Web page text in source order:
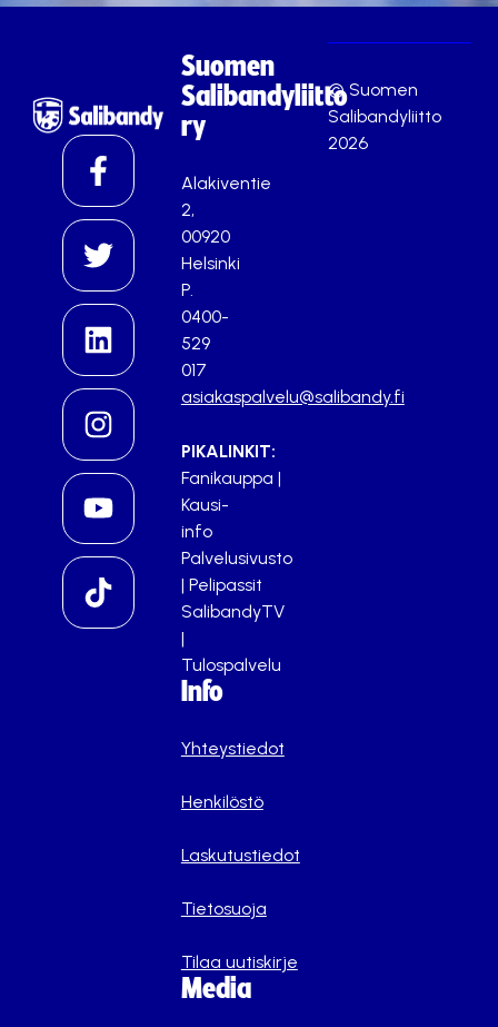
Suomen
Salibandyliitto
ry
Alakiventie
2,
00920
Helsinki
P.
0400-
529
017
asiakaspalvelu@salibandy.fi
PIKALINKIT:
Fanikauppa |
Kausi-
info
Palvelusivusto
| Pelipassit
SalibandyTV
|
Tulospalvelu
Info
Yhteystiedot
Henkilöstö
Laskutustiedot
Tietosuoja
Tilaa uutiskirje
Media
© Suomen
Salibandyliitto
2026